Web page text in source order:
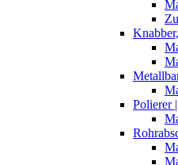
Polierer